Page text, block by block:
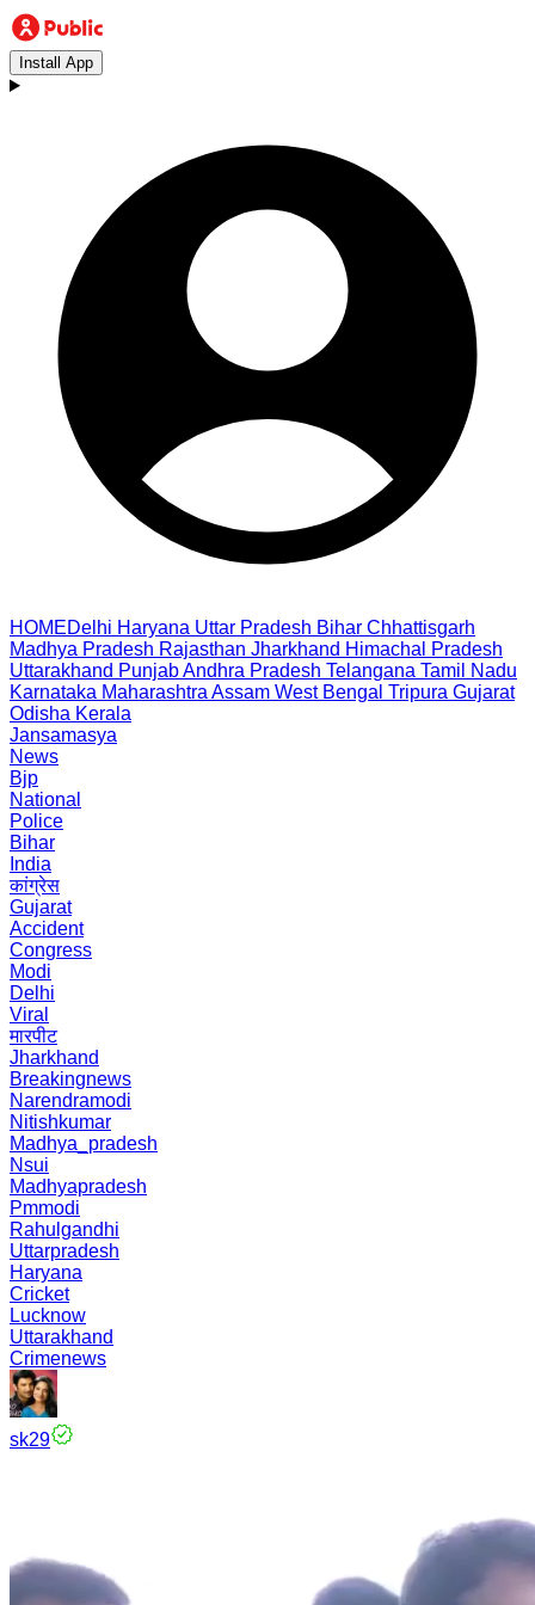
Install App
HOMEDelhi Haryana Uttar Pradesh Bihar Chhattisgarh
Madhya Pradesh Rajasthan Jharkhand Himachal Pradesh
Uttarakhand PunjabAndhra Pradesh Telangana Tamil Nadu
Karnataka Maharashtra Assam West Bengal Tripura Gujarat
Odisha Kerala
Jansamasya
News
Bjp
National
Police
Bihar
India
कांग्रेस
Gujarat
Accident
Congress
Modi
Delhi
Viral
मारपीट
Jharkhand
Breakingnews
Narendramodi
Nitishkumar
Madhya_pradesh
Nsui
Madhyapradesh
Pmmodi
Rahulgandhi
Uttarpradesh
Haryana
Cricket
Lucknow
Uttarakhand
Crimenews
sk29